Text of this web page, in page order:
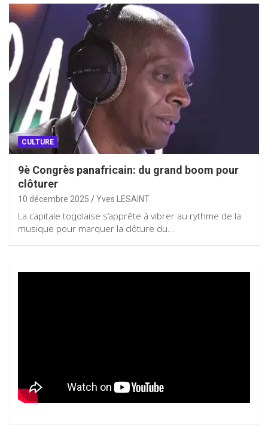
CULTURE
9è Congrès panafricain: du grand boom pour
clôturer
10 décembre 2025 Yves LESAINT
La capitale togolaise s’apprête à vibrer au rythme de la
musique pour marquer la clôture du…